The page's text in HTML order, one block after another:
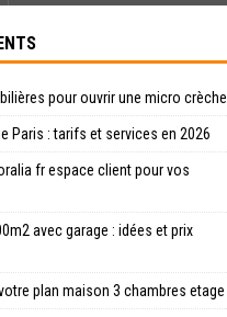
pour ouvrir une micro crèche
Paris : tarifs et services en 2026
fr espace client pour vos
avec garage : idées et prix
plan maison 3 chambres etage